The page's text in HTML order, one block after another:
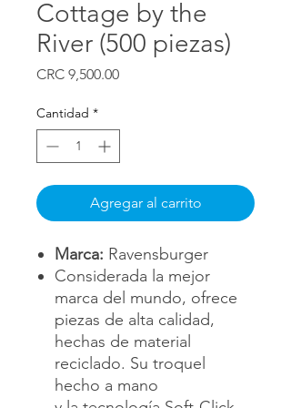
Cottage by the
River (500 piezas)
CRC 9,500.00Precio
Cantidad *
Agregar al carrito
Marca: Ravensburger
Considerada la mejor
marca del mundo, ofrece
piezas de alta calidad,
hechas de material
reciclado. Su troquel
hecho a mano